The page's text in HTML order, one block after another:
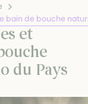
bain de bouche
et
du Pays